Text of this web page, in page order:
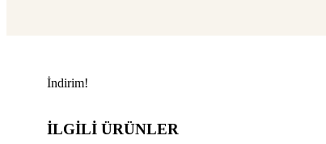
İndirim!
İLGILI ÜRÜNLER